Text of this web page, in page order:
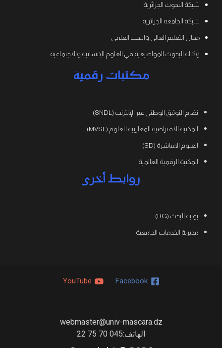
شبكة البحوث الجزائرية
شبكة الجامعة الجزائرية
مجال التعليم العالي والبحث العلمي
وكالة البحوث المواضيعية في العلوم الإنسانية والاجتماعية
مكتبات رقمية
نظام التوثيق الوطني عبر الإنترنت (SNDL)
المكتبة الافتراضية المغاربية للعلوم (MVSL)
العلوم المباشرة (SD)
المكتبة الرقمية العالمية
روابط أخرى
بوابة البحث (RG)
مديرية الخدمات الجامعية
Facebook
YouTube
webmaster@univ-mascara.dz
الهاتف:045 70 75 22